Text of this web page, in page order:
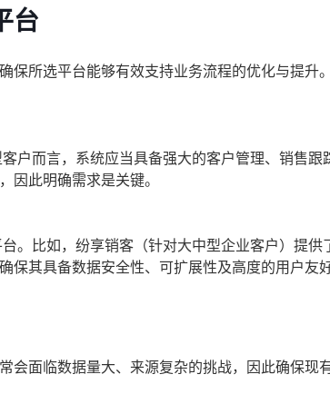
台
保所选平台能够有效支持业务流程的优化与提升
户而言，系统应当具备强大的客户管理、销售跟
因此明确需求是关键。
。比如，纷享销客（针对大中型企业客户）提供
其具备数据安全性、可扩展性及高度的用户友好
面临数据量大、来源复杂的挑战，因此确保现